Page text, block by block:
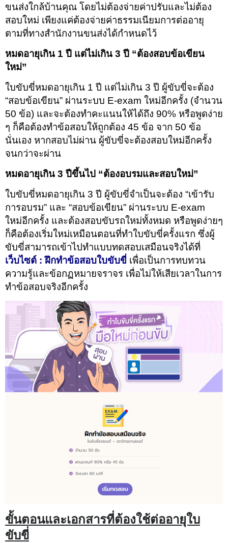
ขนส่งใกล้บ้านคุณ โดยไม่ต้องจ่ายค่าปรับและไม่ต้อง
สอบใหม่ เพียงแค่ต้องจ่ายค่าธรรมเนียมการต่ออายุ
ตามที่ทางสำนักงานขนส่งได้กำหนดไว้
หมดอายุเกิน 1 ปี แต่ไม่เกิน 3 ปี “ต้องสอบข้อเขียน
ใหม่”
ใบขับขี่หมดอายุเกิน 1 ปี แต่ไม่เกิน 3 ปี ผู้ขับขี่จะต้อง
“สอบข้อเขียน” ผ่านระบบ E-exam ใหม่อีกครั้ง (จำนวน
50 ข้อ) และจะต้องทำคะแนนให้ได้ถึง 90% หรือพูดง่าย
ๆ ก็คือต้องทำข้อสอบให้ถูกต้อง 45 ข้อ จาก 50 ข้อ
นั่นเอง หากสอบไม่ผ่าน ผู้ขับขี่จะต้องสอบใหม่อีกครั้ง
จนกว่าจะผ่าน
หมดอายุเกิน 3 ปีขึ้นไป “ต้องอบรมและสอบใหม่”
ใบขับขี่หมดอายุเกิน 3 ปี ผู้ขับขี่จำเป็นจะต้อง “เข้ารับ
การอบรม” และ “สอบข้อเขียน” ผ่านระบบ E-exam
ใหม่อีกครั้ง และต้องสอบขับรถใหม่ทั้งหมด หรือพูดง่ายๆ
ก็คือต้องเริ่มใหม่เหมือนตอนที่ทำใบขับขี่ครั้งแรก ซึ่งผู้
ขับขี่สามารถเข้าไปทำแบบทดสอบเสมือนจริงได้ที่
เว็บไซต์ : ฝึกทำข้อสอบใบขับขี่ เพื่อเป็นการทบทวน
ความรู้และข้อกฏหมายจราจร เพื่อไม่ให้เสียเวลาในการ
ทำข้อสอบจริงอีกครั้ง
ขั้นตอนและเอกสารที่ต้องใช้ต่ออายุใบ
ขับขี่